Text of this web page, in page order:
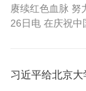
赓续红色血脉 努
26日电 在庆祝
而辉煌奋斗历程
产党政治本色...
习近平给北京